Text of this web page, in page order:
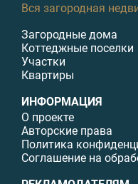
Вся загородная
Загородные дома
Коттеджные поселки
Участки
Квартиры
ИНФОРМАЦИЯ
О проекте
Авторские права
Политика
Соглашение на